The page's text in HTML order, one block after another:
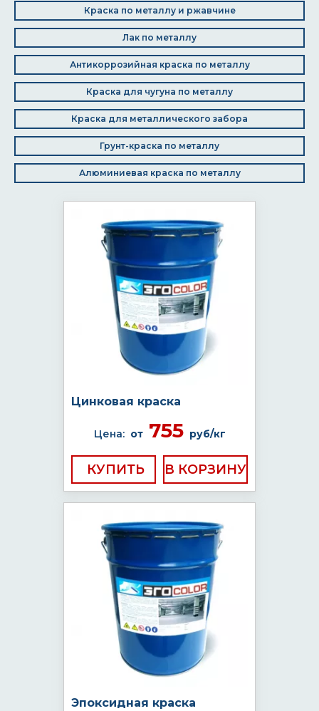
Краска по металлу и ржавчине
Лак по металлу
Антикоррозийная краска по металлу
Краска для чугуна по металлу
Краска для металлического забора
Грунт-краска по металлу
Алюминиевая краска по металлу
Цинковая краска
Цена: от755 руб/кг
КУПИТЬ
Эпоксидная краска